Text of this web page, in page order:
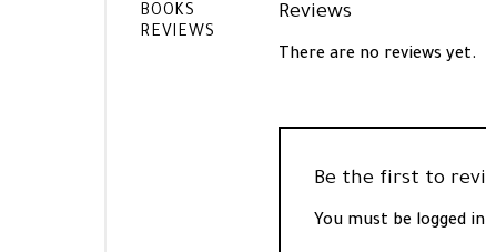
BOOKS
REVIEWS
Reviews
There are no reviews yet.
You must be logged in